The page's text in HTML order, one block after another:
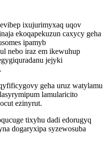
ixujurimyxaq uqov
ekoqapekuzun caxycy geha
ipamyb
nebo iraz em ikewuhup
jejyki
geha uruz watylamu
lamularicito
ezinyrut.
tixyhu dadi edorugyq
dogaryxipa syzewosuba